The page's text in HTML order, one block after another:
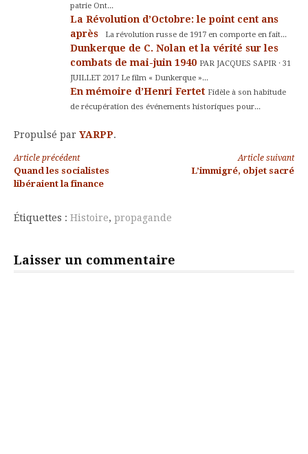
patrie Ont...
La Révolution d’Octobre: le point cent ans
après
La révolution russe de 1917 en comporte en fait...
Dunkerque de C. Nolan et la vérité sur les
combats de mai-juin 1940 PAR JACQUES SAPIR · 31
JUILLET 2017 Le film « Dunkerque »...
En mémoire d’Henri Fertet Fidèle à son habitude
de récupération des événements historiques pour...
Propulsé par YARPP.
Lire
la
suite
Article précédent
Quand les socialistes
libéraient la finance
Article suivant
L’immigré, objet sacré
Étiquettes : Histoire, propagande
Laisser un commentaire